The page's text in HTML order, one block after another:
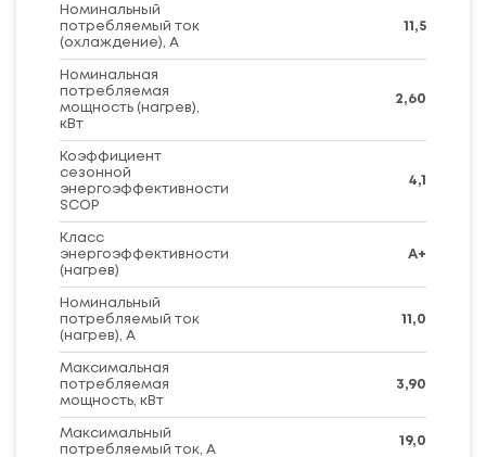
Номинальный
потребляемый ток
(охлаждение), А
11,5
Номинальная
потребляемая
мощность (нагрев),
кВт
2,60
Коэффициент
сезонной
энергоэффективности
SCOP
4,1
Класс
энергоэффективности
(нагрев)
A+
Номинальный
потребляемый ток
(нагрев), А
11,0
Максимальная
потребляемая
мощность, кВт
3,90
Максимальный
потребляемый ток, А
19,0